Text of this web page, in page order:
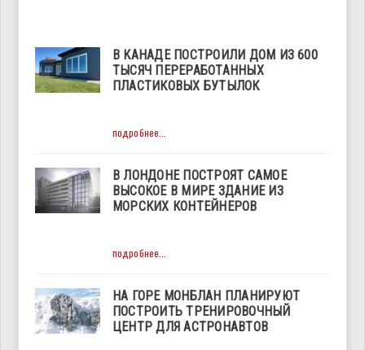
В КАНАДЕ ПОСТРОИЛИ ДОМ ИЗ 600
ТЫСЯЧ ПЕРЕРАБОТАННЫХ
ПЛАСТИКОВЫХ БУТЫЛОК
подробнее...
В ЛОНДОНЕ ПОСТРОЯТ САМОЕ
ВЫСОКОЕ В МИРЕ ЗДАНИЕ ИЗ
МОРСКИХ КОНТЕЙНЕРОВ
подробнее...
НА ГОРЕ МОНБЛАН ПЛАНИРУЮТ
ПОСТРОИТЬ ТРЕНИРОВОЧНЫЙ
ЦЕНТР ДЛЯ АСТРОНАВТОВ